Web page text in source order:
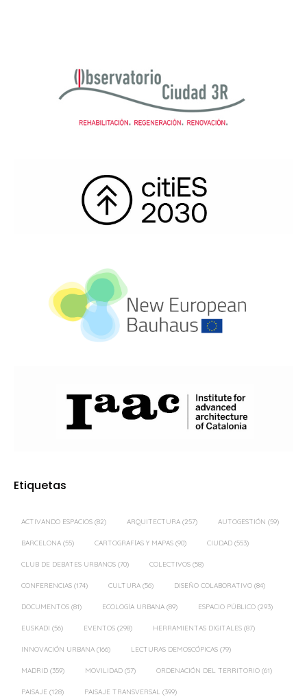
Etiquetas
ACTIVANDO ESPACIOS (82) ARQUITECTURA (257) AUTOGESTIÓN (59)
BARCELONA (55) CARTOGRAFÍAS Y MAPAS (90) CIUDAD (553)
CLUB DE DEBATES URBANOS (70) COLECTIVOS (58)
CONFERENCIAS (174) CULTURA (56) DISEÑO COLABORATIVO (84)
DOCUMENTOS (81) ECOLOGÍA URBANA (89) ESPACIO PÚBLICO (293)
EUSKADI (56) EVENTOS (298) HERRAMIENTAS DIGITALES (87)
INNOVACIÓN URBANA (166) LECTURAS DEMOSCÓPICAS (79)
MADRID (359) MOVILIDAD (57) ORDENACIÓN DEL TERRITORIO (61)
PAISAJE (128) PAISAJE TRANSVERSAL (399)